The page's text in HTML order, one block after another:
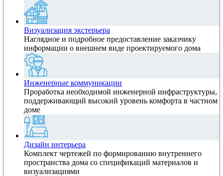
Визуализация экстерьера
Наглядное и подробное предоставление заказчику
информации о внешнем виде проектируемого дома
Инженерные коммуникации
Проработка необходимой инженерной инфраструктуры,
поддерживающий высокий уровень комфорта в частном
доме
Дизайн интерьера
Комплект чертежей по формированию внутреннего
пространства дома со спецификаций материалов и
визуализациями